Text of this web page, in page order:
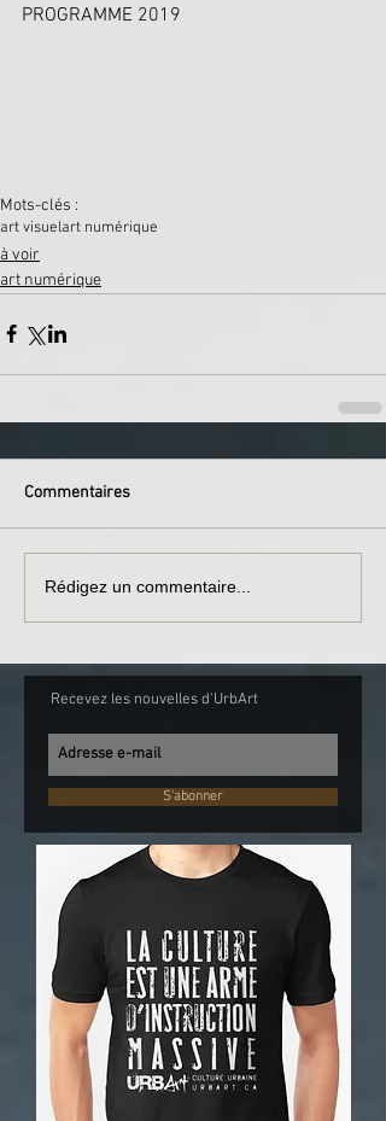
PROGRAMME 2019
Mots-clés :
art visuelart numérique
à voir
art numérique
Commentaires
Rédigez un commentaire...
Recevez les nouvelles d'UrbArt
S'abonner